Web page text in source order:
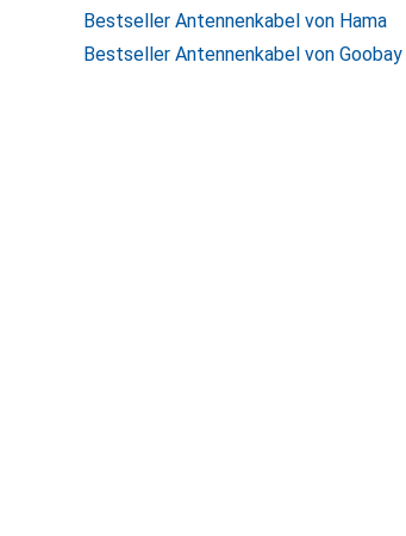
Bestseller Antennenkabel von Hama
Bestseller Antennenkabel von Goobay